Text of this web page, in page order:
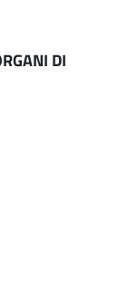
DI